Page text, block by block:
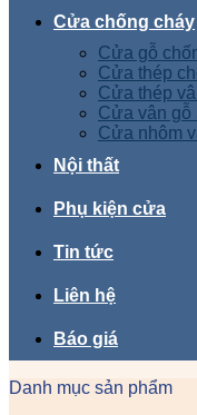
Cửa chống cháy
Cửa gỗ
Cửa thép
Cửa thép
Cửa vân gỗ
Cửa nhôm
Nội thất
Phụ kiện cửa
Tin tức
Liên hệ
Báo giá
Danh mục sản phẩm